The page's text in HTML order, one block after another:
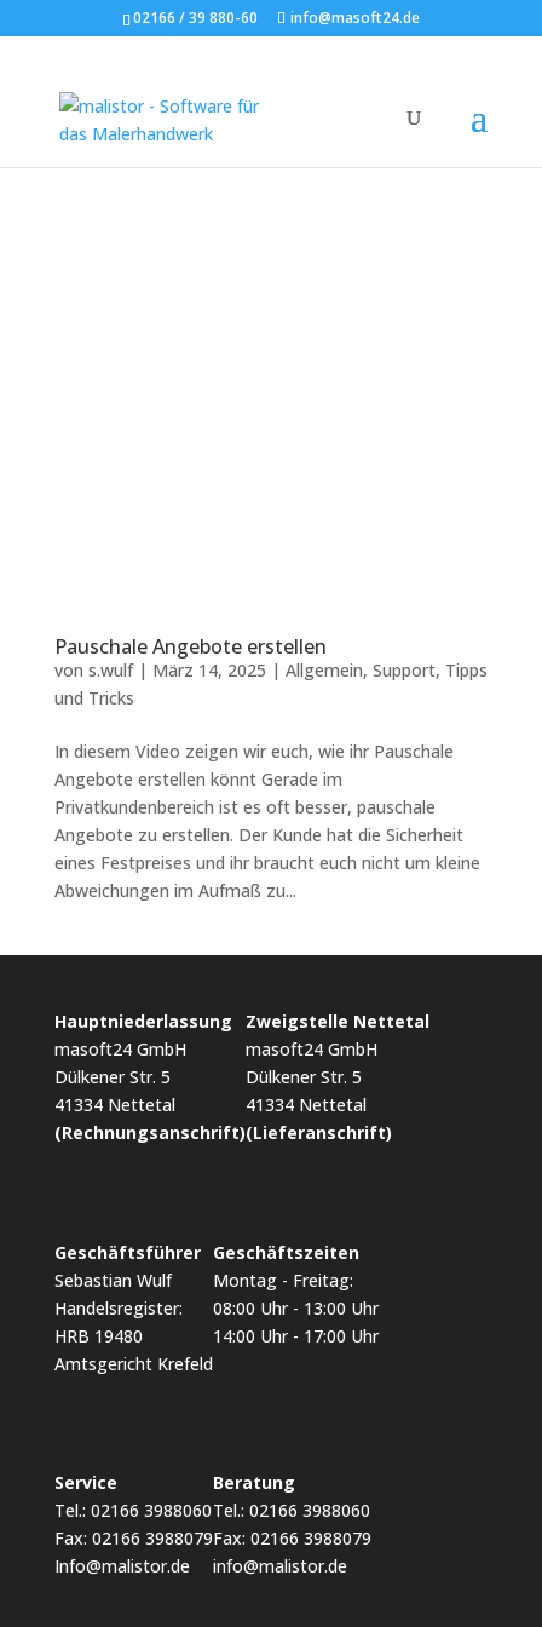
02166 / 39 880-60 info@masoft24.de
Pauschale Angebote erstellen
von s.wulf| März 14, 2025 | Allgemein, Support, Tipps
und Tricks
In diesem Video zeigen wir euch, wie ihr Pauschale
Angebote erstellen könnt Gerade im
Privatkundenbereich ist es oft besser, pauschale
Angebote zu erstellen. Der Kunde hat die Sicherheit
eines Festpreises und ihr braucht euch nicht um kleine
Abweichungen im Aufmaß zu...
Hauptniederlassung
masoft24 GmbH
Dülkener Str. 5
41334 Nettetal
(Rechnungsanschrift)
Zweigstelle Nettetal
masoft24 GmbH
Dülkener Str. 5
41334 Nettetal
(Lieferanschrift)
Geschäftsführer
Sebastian Wulf
Handelsregister:
HRB 19480
Amtsgericht Krefeld
Geschäftszeiten
Montag - Freitag:
08:00 Uhr - 13:00 Uhr
14:00 Uhr - 17:00 Uhr
Service
Tel.: 02166 3988060
Fax: 02166 3988079
Info@malistor.de
Beratung
Tel.: 02166 3988060
Fax: 02166 3988079
info@malistor.de